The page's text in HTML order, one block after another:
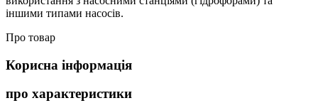
іншими типами насосів.
Про товар
Корисна інформація
про характеристики